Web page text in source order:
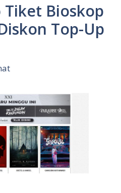
Tiket Bioskop
Top-Up